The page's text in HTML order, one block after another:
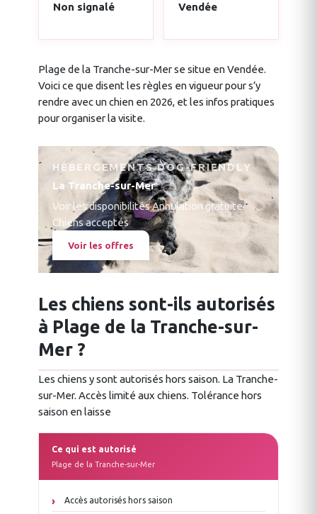
Non signalé Vendée
Plage de la Tranche-sur-Mer se situe en Vendée.
Voici ce que disent les règles en vigueur pour s’y
rendre avec un chien en 2026, et les infos pratiques
pour organiser la visite.
HÉBERGEMENTS DOG-FRIENDLY
La Tranche-sur-Mer
Voir les disponibilités·Annulation gratuite·
Chiens acceptés
Voir les offres
Les chiens sont-ils autorisés
à Plage de la Tranche-sur-
Mer ?
Les chiens y sont autorisés hors saison. La Tranche-
sur-Mer. Accès limité aux chiens. Tolérance hors
saison en laisse
Ce qui est autorisé
Plage de la Tranche-sur-Mer
Accès autorisés hors saison